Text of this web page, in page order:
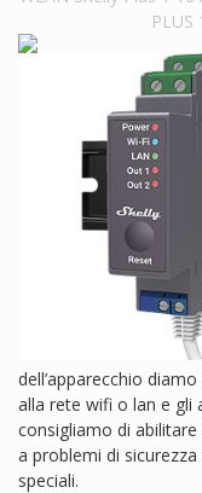
dell’apparecchio
alla rete wifi o lan e gli
consigliamo di
a problemi di
speciali.